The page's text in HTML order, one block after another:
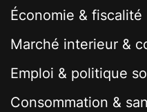
Économie & fiscalité
Marché interieur &
Emploi & politique
Consommation &